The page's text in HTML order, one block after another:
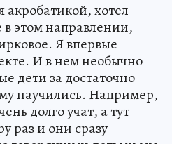
акробатикой, хотел
этом направлении,
Я впервые
И в нем необычно
дети за достаточно
научились. Например,
долго учат, а тут
раз и они сразу